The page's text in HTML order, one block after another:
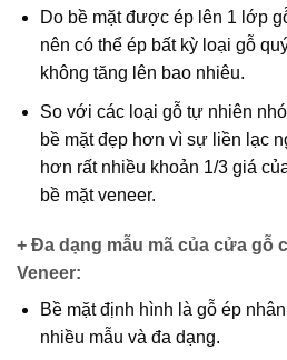
Do bề mặt được ép lên 1 lớp
nên có thể ép bất kỳ loại gỗ
không tăng lên bao nhiêu.
So với các loại gỗ tự nhiên
bề mặt đẹp hơn vì sự liền lạc
hơn rất nhiều khoản 1/3 giá
bề mặt veneer.
+ Đa dạng mẫu mã của cửa gỗ
Veneer:
Bề mặt định hình là gỗ ép
nhiều mẫu và đa dạng.